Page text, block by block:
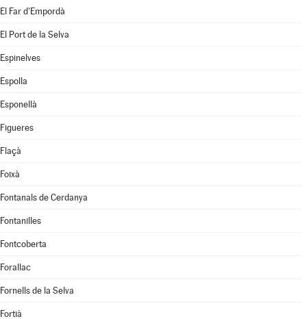
El Far d'Empordà
El Port de la Selva
Espinelves
Espolla
Esponellà
Figueres
Flaçà
Foixà
Fontanals de Cerdanya
Fontanilles
Fontcoberta
Forallac
Fornells de la Selva
Fortià